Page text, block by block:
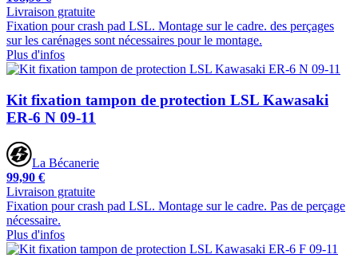
Livraison gratuite
Fixation pour crash pad LSL. Montage sur le cadre. des perçages
sur les carénages sont nécessaires pour le montage.
Plus d'infos
Kit fixation tampon de protection LSL Kawasaki
ER-6 N 09-11
La Bécanerie
99,90 €
Livraison gratuite
Fixation pour crash pad LSL. Montage sur le cadre. Pas de perçage
nécessaire.
Plus d'infos